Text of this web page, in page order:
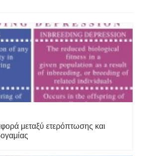
μεταξύ ετερόπτωσης και